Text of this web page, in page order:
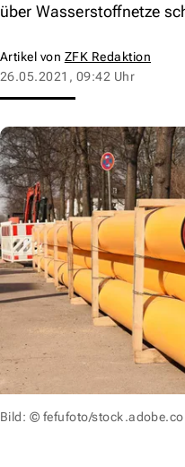
über Wasserstoffnetze
Artikel von ZFK Redaktion
26.05.2021, 09:42 Uhr
Bild: © fefufoto/